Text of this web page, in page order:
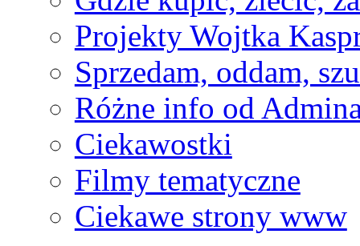
Projekty Wojtka
Sprzedam, oddam,
Różne info od
Ciekawostki
Filmy tematyczne
Ciekawe strony www